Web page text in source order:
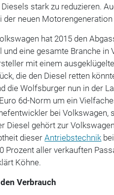
stark zu reduzieren.
der neuen
hat 2015 den
und eine gesamte Branche in
mit einem
die den Diesel retten
die Wolfsburger nun in der
6d-Norm um ein
bei Volkswagen,
Diesel gehört zur
dieserAntriebstechnik
Prozent aller verkauften
Köhne.
Verbrauch